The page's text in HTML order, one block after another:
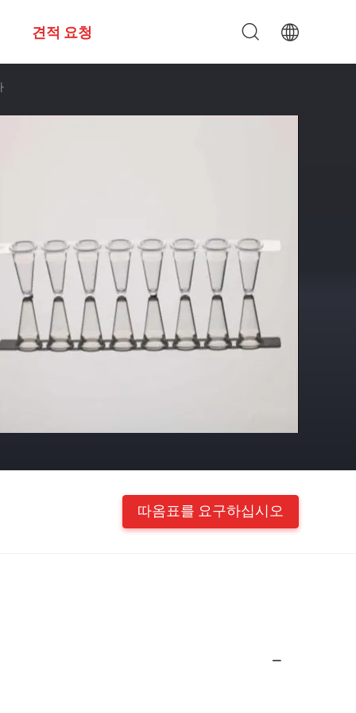
견적 요청
따옴표를 요구하십시오